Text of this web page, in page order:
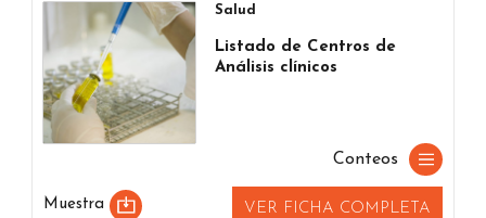
Salud
Listado de Centros de
Análisis clínicos
Conteos
Muestra VER FICHA COMPLETA